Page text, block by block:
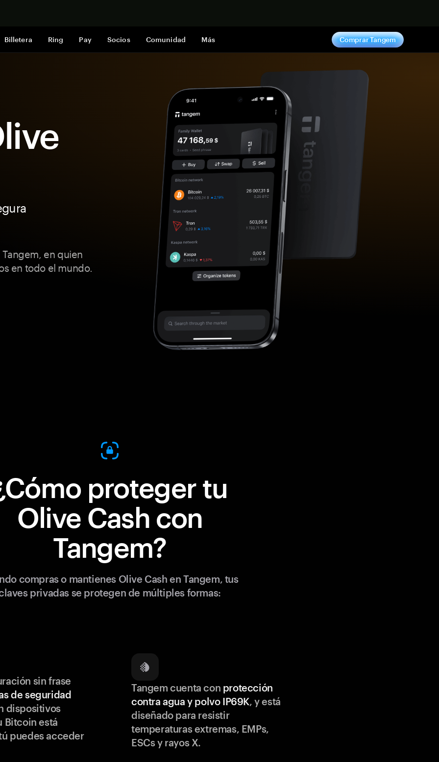
Billetera Ring Pay Socios Comunidad Más Comprar Tangem
en quien
en todo el mundo.
proteger tu
Olive Cash con
Tangem?
compras o mantienes Olive Cash en Tangem, tus
privadas se protegen de múltiples formas:
sin frase
de seguridad
dispositivos
Bitcoin está
puedes acceder
Tangem cuenta con protección
contra agua y polvo IP69K, y está
diseñado para resistir
temperaturas extremas, EMPs,
ESCs y rayos X.